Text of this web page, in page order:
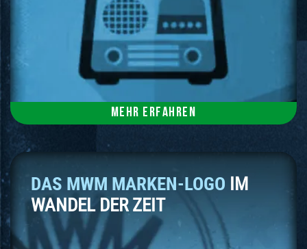
Mehr erfahren
DAS MWM MARKEN-LOGO IM
WANDEL DER ZEIT